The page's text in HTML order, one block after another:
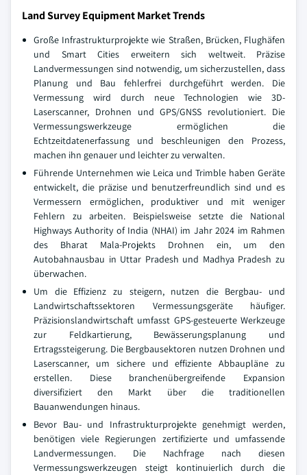
Land Survey Equipment Market Trends
Große Infrastrukturprojekte wie Straßen, Brücken, Flughäfen
und Smart Cities erweitern sich weltweit. Präzise
Landvermessungen sind notwendig, um sicherzustellen, dass
Planung und Bau fehlerfrei durchgeführt werden. Die
Vermessung wird durch neue Technologien wie 3D-
Laserscanner, Drohnen und GPS/GNSS revolutioniert. Die
Vermessungswerkzeuge ermöglichen die
Echtzeitdatenerfassung und beschleunigen den Prozess,
machen ihn genauer und leichter zu verwalten.
Führende Unternehmen wie Leica und Trimble haben Geräte
entwickelt, die präzise und benutzerfreundlich sind und es
Vermessern ermöglichen, produktiver und mit weniger
Fehlern zu arbeiten. Beispielsweise setzte die National
Highways Authority of India (NHAI) im Jahr 2024 im Rahmen
des Bharat Mala-Projekts Drohnen ein, um den
Autobahnausbau in Uttar Pradesh und Madhya Pradesh zu
überwachen.
Um die Effizienz zu steigern, nutzen die Bergbau- und
Landwirtschaftssektoren Vermessungsgeräte häufiger.
Präzisionslandwirtschaft umfasst GPS-gesteuerte Werkzeuge
zur Feldkartierung, Bewässerungsplanung und
Ertragssteigerung. Die Bergbausektoren nutzen Drohnen und
Laserscanner, um sichere und effiziente Abbaupläne zu
erstellen. Diese branchenübergreifende Expansion
diversifiziert den Markt über die traditionellen
Bauanwendungen hinaus.
Bevor Bau- und Infrastrukturprojekte genehmigt werden,
benötigen viele Regierungen zertifizierte und umfassende
Landvermessungen. Die Nachfrage nach diesen
Vermessungswerkzeugen steigt kontinuierlich durch die